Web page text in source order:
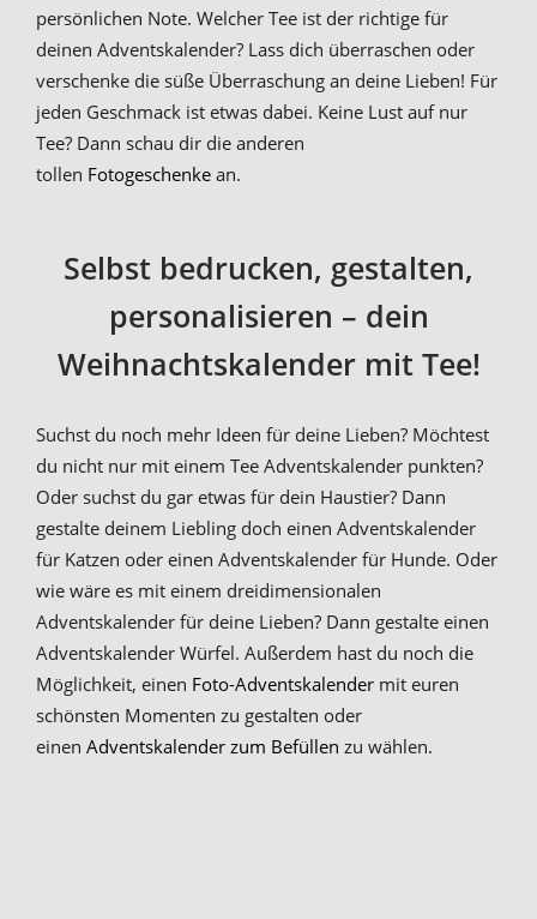
persönlichen Note. Welcher Tee ist der richtige für
deinen Adventskalender? Lass dich überraschen oder
verschenke die süße Überraschung an deine Lieben! Für
jeden Geschmack ist etwas dabei. Keine Lust auf nur
Tee? Dann schau dir die anderen
tollen Fotogeschenke an.
Selbst bedrucken, gestalten,
personalisieren – dein
Weihnachtskalender mit Tee!
Suchst du noch mehr Ideen für deine Lieben? Möchtest
du nicht nur mit einem Tee Adventskalender punkten?
Oder suchst du gar etwas für dein Haustier? Dann
gestalte deinem Liebling doch einen Adventskalender
für Katzen oder einen Adventskalender für Hunde. Oder
wie wäre es mit einem dreidimensionalen
Adventskalender für deine Lieben? Dann gestalte einen
Adventskalender Würfel. Außerdem hast du noch die
Möglichkeit, einen Foto-Adventskalender mit euren
schönsten Momenten zu gestalten oder
einen Adventskalender zum Befüllen zu wählen.